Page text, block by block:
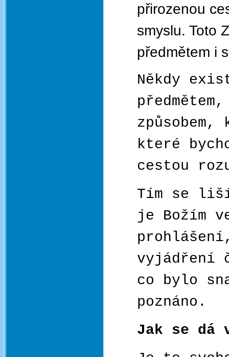
přirozenou
smyslu. Toto
předmětem i
Někdy
které
cestou
Tím se
je Božím
vyjádření
co bylo
poznáno.
Jak se dá